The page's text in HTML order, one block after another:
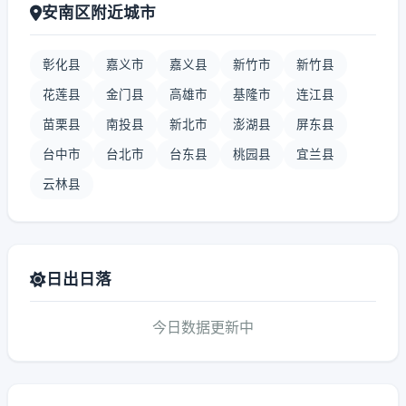
安南区附近城市
彰化县 嘉义市 嘉义县 新竹市 新竹县
花莲县 金门县 高雄市 基隆市 连江县
苗栗县 南投县 新北市 澎湖县 屏东县
台中市 台北市 台东县 桃园县 宜兰县
云林县
日出日落
今日数据更新中